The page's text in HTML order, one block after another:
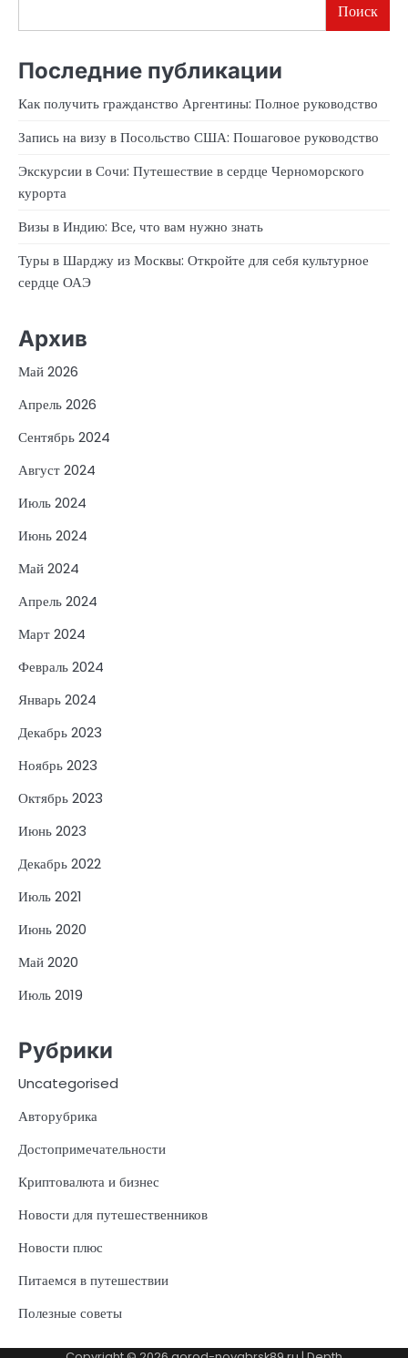
Поиск
Последние публикации
Как получить гражданство Аргентины: Полное руководство
Запись на визу в Посольство США: Пошаговое руководство
Экскурсии в Сочи: Путешествие в сердце Черноморского
курорта
Визы в Индию: Все, что вам нужно знать
Туры в Шарджу из Москвы: Откройте для себя культурное
сердце ОАЭ
Архив
Май 2026
Апрель 2026
Сентябрь 2024
Август 2024
Июль 2024
Июнь 2024
Май 2024
Апрель 2024
Март 2024
Февраль 2024
Январь 2024
Декабрь 2023
Ноябрь 2023
Октябрь 2023
Июнь 2023
Декабрь 2022
Июль 2021
Июнь 2020
Май 2020
Июль 2019
Рубрики
Uncategorised
Авторубрика
Достопримечательности
Криптовалюта и бизнес
Новости для путешественников
Новости плюс
Питаемся в путешествии
Полезные советы